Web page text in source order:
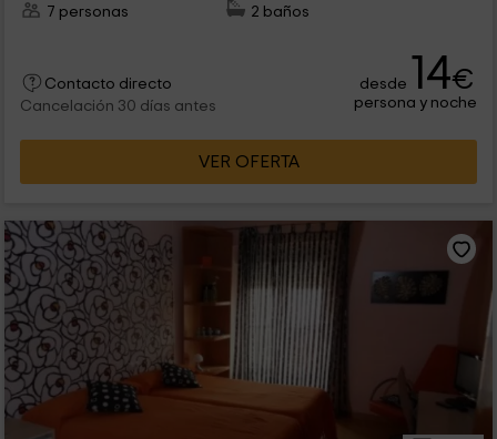
7 personas
2 baños
Contacto directo
Cancelación 30 días antes
desde 14€
persona y noche
VER OFERTA